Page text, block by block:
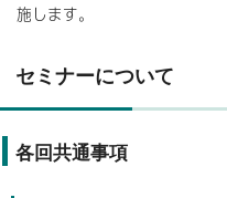
施します。
セミナーについて
各回共通事項